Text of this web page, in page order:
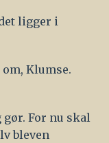
ligger i
Klumse.
gør. For nu skal
bleven